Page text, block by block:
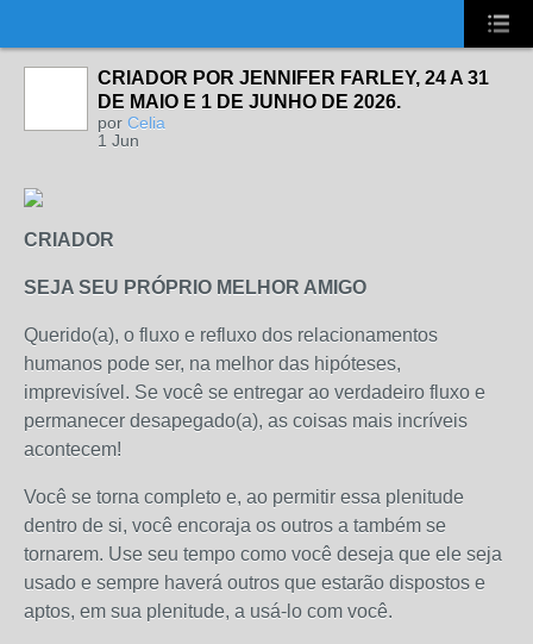
CRIADOR POR JENNIFER FARLEY, 24 A 31
DE MAIO E 1 DE JUNHO DE 2026.
por Celia
1 Jun
CRIADOR
SEJA SEU PRÓPRIO MELHOR AMIGO
Querido(a), o fluxo e refluxo dos relacionamentos
humanos pode ser, na melhor das hipóteses,
imprevisível. Se você se entregar ao verdadeiro fluxo e
permanecer desapegado(a), as coisas mais incríveis
acontecem!
Você se torna completo e, ao permitir essa plenitude
dentro de si, você encoraja os outros a também se
tornarem. Use seu tempo como você deseja que ele seja
usado e sempre haverá outros que estarão dispostos e
aptos, em sua plenitude, a usá-lo com você.